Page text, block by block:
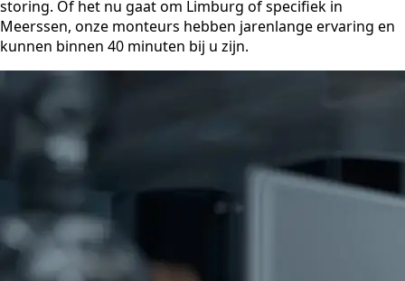
storing. Of het nu gaat om Limburg of specifiek in
Meerssen, onze monteurs hebben jarenlange ervaring en
kunnen binnen 40 minuten bij u zijn.